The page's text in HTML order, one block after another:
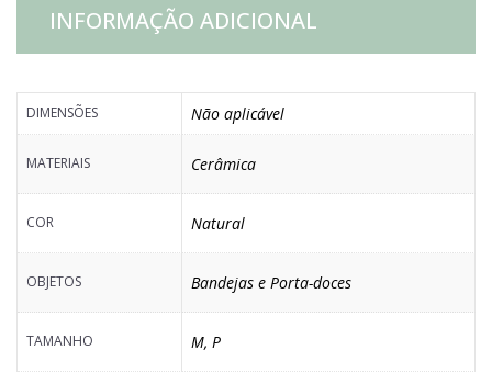
INFORMAÇÃO ADICIONAL
DIMENSÕES Não aplicável
MATERIAIS Cerâmica
COR Natural
OBJETOS Bandejas e Porta-doces
TAMANHO M, P